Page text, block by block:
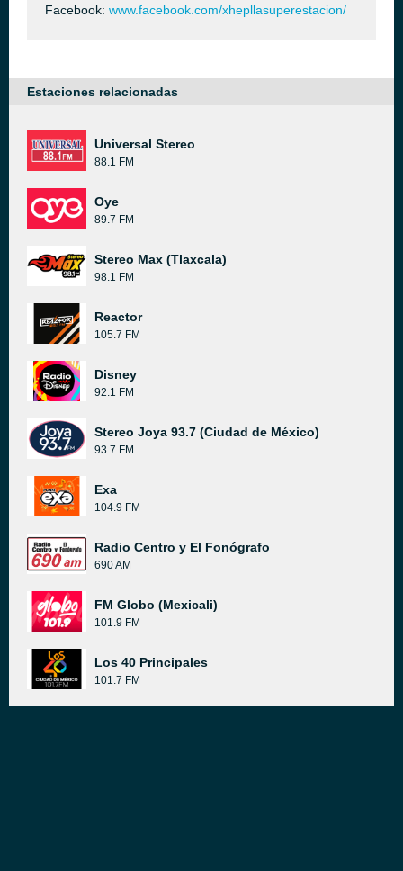
Facebook: www.facebook.com/xhepllasuperestacion/
Estaciones relacionadas
Universal Stereo
88.1 FM
Oye
89.7 FM
Stereo Max (Tlaxcala)
98.1 FM
Reactor
105.7 FM
Disney
92.1 FM
Stereo Joya 93.7 (Ciudad de México)
93.7 FM
Exa
104.9 FM
Radio Centro y El Fonógrafo
690 AM
FM Globo (Mexicali)
101.9 FM
Los 40 Principales
101.7 FM